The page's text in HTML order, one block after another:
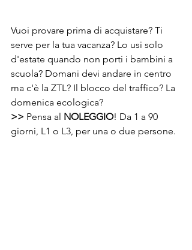
Vuoi provare prima di acquistare? Ti
serve per la tua vacanza? Lo usi solo
d'estate quando non porti i bambini a
scuola? Domani devi andare in centro
ma c'è la ZTL? Il blocco del traffico? La
domenica ecologica?
>> Pensa al NOLEGGIO! Da 1 a 90
giorni, L1 o L3, per una o due persone.